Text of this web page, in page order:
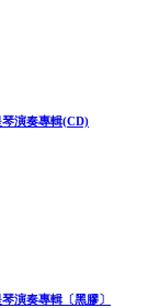
演奏專輯(CD)
演奏專輯〔黑膠〕